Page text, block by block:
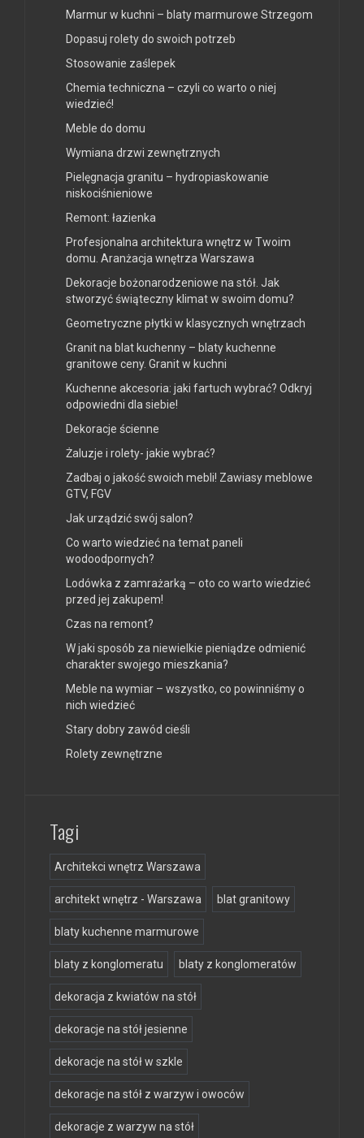
Marmur w kuchni – blaty marmurowe Strzegom
Dopasuj rolety do swoich potrzeb
Stosowanie zaślepek
Chemia techniczna – czyli co warto o niej
wiedzieć!
Meble do domu
Wymiana drzwi zewnętrznych
Pielęgnacja granitu – hydropiaskowanie
niskociśnieniowe
Remont: łazienka
Profesjonalna architektura wnętrz w Twoim
domu. Aranżacja wnętrza Warszawa
Dekoracje bożonarodzeniowe na stół. Jak
stworzyć świąteczny klimat w swoim domu?
Geometryczne płytki w klasycznych wnętrzach
Granit na blat kuchenny – blaty kuchenne
granitowe ceny. Granit w kuchni
Kuchenne akcesoria: jaki fartuch wybrać? Odkryj
odpowiedni dla siebie!
Dekoracje ścienne
Żaluzje i rolety- jakie wybrać?
Zadbaj o jakość swoich mebli! Zawiasy meblowe
GTV, FGV
Jak urządzić swój salon?
Co warto wiedzieć na temat paneli
wodoodpornych?
Lodówka z zamrażarką – oto co warto wiedzieć
przed jej zakupem!
Czas na remont?
W jaki sposób za niewielkie pieniądze odmienić
charakter swojego mieszkania?
Meble na wymiar – wszystko, co powinniśmy o
nich wiedzieć
Stary dobry zawód cieśli
Rolety zewnętrzne
Tagi
Architekci wnętrz Warszawa
architekt wnętrz - Warszawa blat granitowy
blaty kuchenne marmurowe
blaty z konglomeratu blaty z konglomeratów
dekoracja z kwiatów na stół
dekoracje na stół jesienne
dekoracje na stół w szkle
dekoracje na stół z warzyw i owoców
dekoracje z warzyw na stół